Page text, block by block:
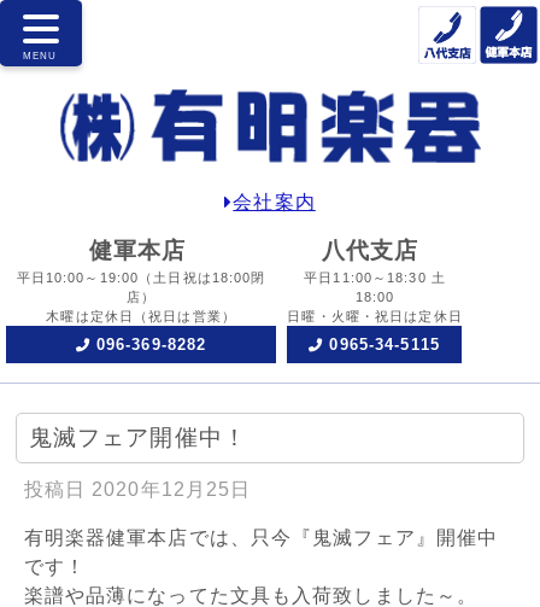
会社案内
健軍本店
平日10:00～19:00
（土日祝は18:00閉
店）
木曜は定休日
（祝日は営業）
096-369-8282
八代支店
平日11:00～18:30 土
18:00
日曜・火曜・祝日は定休日
0965-34-5115
鬼滅フェア開催中！
投稿日 2020年12月25日
有明楽器健軍本店では、只今『鬼滅フェア』開催中
です！
楽譜や品薄になってた文具も入荷致しました～。